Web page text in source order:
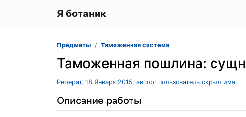
Я ботаник
Предметы Таможенная система
Таможенная пошлина:
Реферат, 18 Января 2015, автор: пользователь скрыл имя
Описание работы